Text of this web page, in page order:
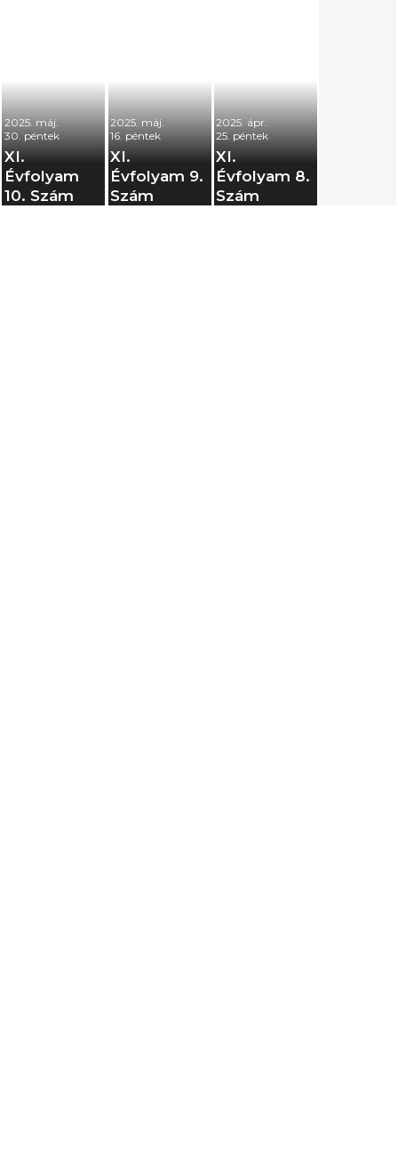
2025. máj.
30. péntek
XI.
Évfolyam
10. Szám
2025. máj.
16. péntek
XI.
Évfolyam 9.
Szám
2025. ápr.
25. péntek
XI.
Évfolyam 8.
Szám